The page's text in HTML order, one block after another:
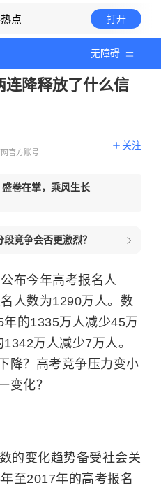
点 打开
无障碍
连降释放了什么信
官方账号
关注
卷在掌，乘风生长
竞争会否更激烈？
布今年高考报名人
人数为1290万人。数
的1335万人减少45万
万人减少7万人。
降？高考竞争压力变小
变化？
的变化趋势备受社会关
至2017年的高考报名